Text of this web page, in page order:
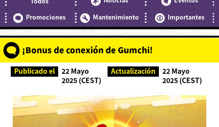
Promociones
Mantenimiento Importantes
¡Bonus de conexión de Gumchi!
Publicado el
22 Mayo
2025 (CEST)
Actualización
22 Mayo
2025 (CEST)